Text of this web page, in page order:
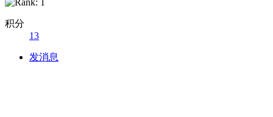
积分
13
发消息